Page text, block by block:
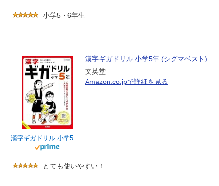
小学5・6年生
漢字ギガドリル 小学5年 (シグマベスト)
漢字ギガドリル 小学5年 (シグマベスト)
文英堂
Amazon.co.jpで詳細を見る
とても使いやすい！